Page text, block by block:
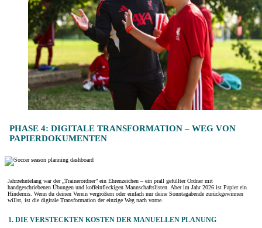
PHASE 4: DIGITALE TRANSFORMATION – WEG VON
PAPIERDOKUMENTEN
Jahrzehntelang war der „Trainerordner” ein Ehrenzeichen – ein prall gefüllter Ordner mit
handgeschriebenen Übungen und koffeinfleckigen Mannschaftslisten. Aber im Jahr 2026 ist Papier ein
Hindernis. Wenn du deinen Verein vergrößern oder einfach nur deine Sonntagabende zurückgewinnen
willst, ist die digitale Transformation der einzige Weg nach vorne.
1. DIE VERSTECKTEN KOSTEN DER MANUELLEN PLANUNG